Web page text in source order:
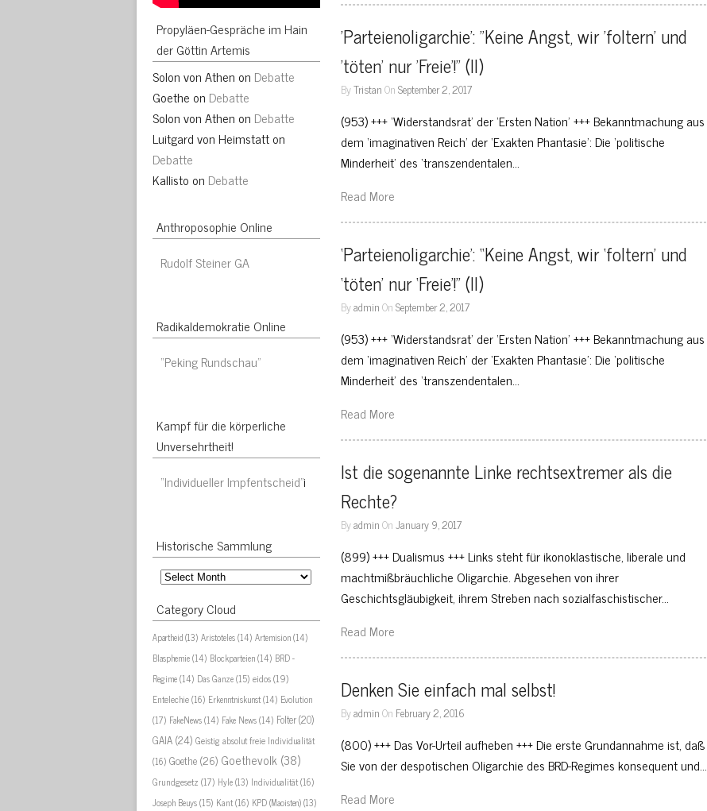
Propyläen-Gespräche im Hain
der Göttin Artemis
Solon von Athen on Debatte
Goethe on Debatte
Solon von Athen on Debatte
Luitgard von Heimstatton
Debatte
Kallisto on Debatte
Anthroposophie Online
Rudolf Steiner GA
Radikaldemokratie Online
“Peking Rundschau”
Kampf für die körperliche
Unversehrtheit!
“Individueller Impfentscheid”i
Historische Sammlung
Historische
Category Cloud
Apartheid(13) Aristoteles(14) Artemision(14)
Blasphemie(14) Blockparteien(14) BRD -
Regime(14) Das Ganze(15) eidos(19)
Entelechie(16) Erkenntniskunst(14) Evolution
(17) FakeNews(14) Fake News(14) Folter(20)
GAIA(24) Geistig absolut freie Individualität
(16) Goethe(26) Goethevolk (38)
Grundgesetz (17) Hyle(13) Individualität(16)
Joseph Beuys(15) Kant(16) KPD (Maoisten)(13)
'Parteienoligarchie': "Keine Angst, wir 'foltern' und
'töten' nur 'Freie'!" (II)
ByTristanOnSeptember 2, 2017
(953) +++ ‘Widerstandsrat’ der ‘Ersten Nation’ +++ Bekanntmachung aus
dem ‘imaginativen Reich’ der ‘Exakten Phantasie’: Die ‘politische
Minderheit’ des ‘transzendentalen…
Read More
‘Parteienoligarchie’: “Keine Angst, wir ‘foltern’ und
‘töten’ nur ‘Freie’!” (II)
ByadminOnSeptember 2, 2017
(953) +++ ‘Widerstandsrat’ der ‘Ersten Nation’ +++ Bekanntmachung aus
dem ‘imaginativen Reich’ der ‘Exakten Phantasie’: Die ‘politische
Minderheit’ des ‘transzendentalen…
Read More
Ist die sogenannte Linke rechtsextremer als die
Rechte?
ByadminOnJanuary 9, 2017
(899) +++ Dualismus +++ Links steht für ikonoklastische, liberale und
machtmißbräuchliche Oligarchie. Abgesehen von ihrer
Geschichtsgläubigkeit, ihrem Streben nach sozialfaschistischer…
Read More
Denken Sie einfach mal selbst!
ByadminOn February 2, 2016
(800) +++ Das Vor-Urteil aufheben +++ Die erste Grundannahme ist, daß
Sie von der despotischen Oligarchie des BRD-Regimes konsequent und…
Read More